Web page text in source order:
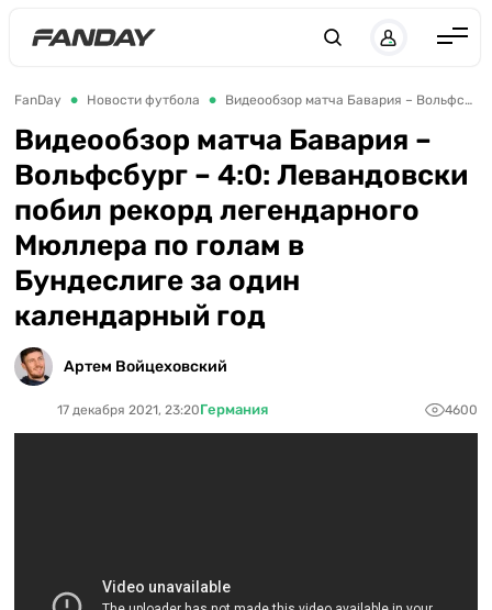
Англия
Испания
Германия
Италия
Франция
Украина
ЛЕ
ЧЕ-2028
FanDay Новости футбола Видеообзор матча Бавария – Вольфсбург – 4:0: Левандовски побил рекорд легендарного Мюллера по голам в Бундеслиге за один календарный год
Видеообзор матча Бавария –
Вольфсбург – 4:0: Левандовски
побил рекорд легендарного
Мюллера по голам в
Бундеслиге за один
календарный год
Артем Войцеховский
Германия
17 декабря 2021, 23:20 4600